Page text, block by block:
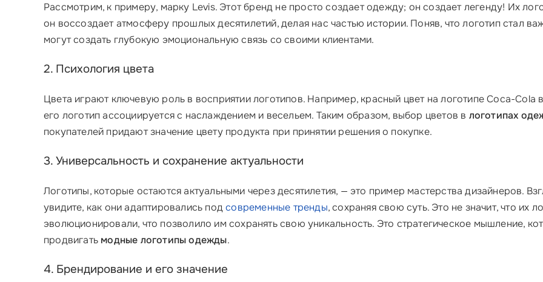
Рассмотрим, к примеру, марку Levis. Этот бренд не просто создает одежду; он создает легенду! Их
он воссоздает атмосферу прошлых десятилетий, делая нас частью истории. Поняв, что логотип стал
могут создать глубокую эмоциональную связь со своими клиентами.
2. Психология цвета
Цвета играют ключевую роль в восприятии логотипов. Например, красный цвет на логотипе Coca-Cola
его логотип ассоциируется с наслаждением и весельем. Таким образом, выбор цветов в логотипах
покупателей придают значение цвету продукта при принятии решения о покупке.
3. Универсальность и сохранение актуальности
Логотипы, которые остаются актуальными через десятилетия, — это пример мастерства дизайнеров.
увидите, как они адаптировались подсовременные тренды, сохраняя свою суть. Это не значит, что их
эволюционировали, что позволило им сохранять свою уникальность. Это стратегическое мышление,
продвигать модные логотипы одежды.
4. Брендирование и его значение